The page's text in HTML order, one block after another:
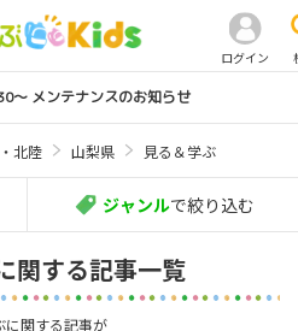
ログイン
メンテナンスのお知らせ
北陸 山梨県 見る＆学ぶ
ジャンルで絞り込む
関する記事一覧
に関する記事が